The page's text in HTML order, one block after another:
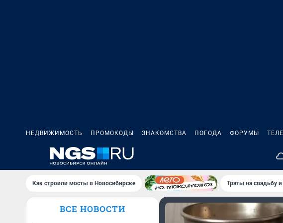
НЕДВИЖИМОСТЬ ПРОМОКОДЫ ЗНАКОМСТВА ПОГОДА ФОРУМЫ
Как строили мосты в Новосибирске Траты на свадьбу
ВСЕ НОВОСТИ